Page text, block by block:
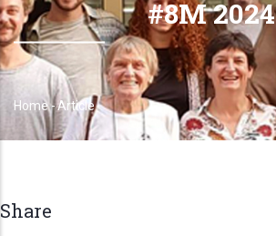
#8M 2024
Breadcrumb
Home -Article
Share